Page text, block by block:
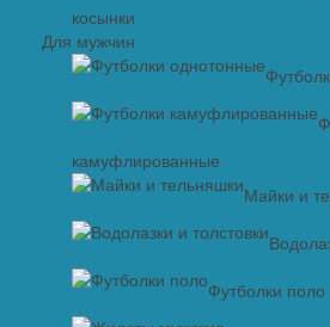
косынки
Для мужчин
камуфлированные
Майки и
Футболки поло